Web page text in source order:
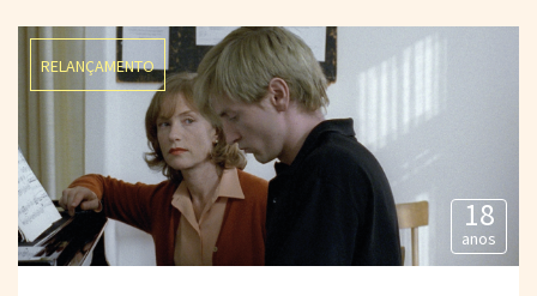
RELANÇAMENTO
18
anos